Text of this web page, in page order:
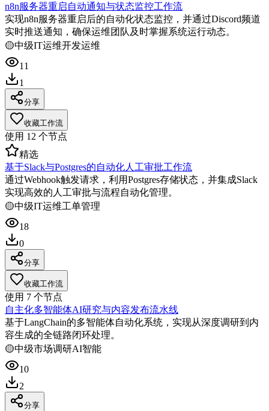
n8n服务器重启自动通知与状态监控工作流
实现n8n服务器重启后的自动化状态监控，并通过Discord频道
实时推送通知，确保运维团队及时掌握系统运行动态。
🟡中级IT运维开发运维
11
1
分享
收藏工作流
使用 12 个节点
精选
基于Slack与Postgres的自动化人工审批工作流
通过Webhook触发请求，利用Postgres存储状态，并集成Slack
实现高效的人工审批与流程自动化管理。
🟡中级IT运维工单管理
18
0
分享
收藏工作流
使用 7 个节点
自主化多智能体AI研究与内容发布流水线
基于LangChain的多智能体自动化系统，实现从深度调研到内
容生成的全链路闭环处理。
🟡中级市场调研AI智能
10
2
分享